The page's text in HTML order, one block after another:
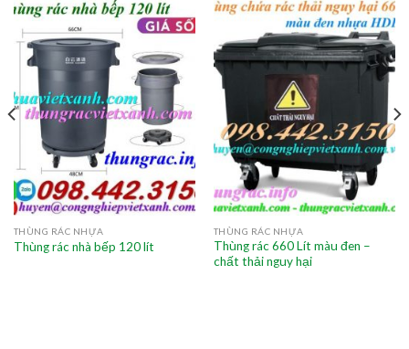
THÙNG RÁC NHỰA
Thùng rác nhà bếp 120 lít
THÙNG RÁC NHỰA
Thùng rác 660 Lít màu đen –
chất thải nguy hại